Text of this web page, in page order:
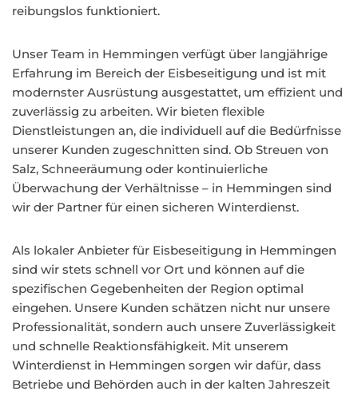
reibungslos funktioniert.
Unser Team in Hemmingen verfügt über langjährige
Erfahrung im Bereich der Eisbeseitigung und ist mit
modernster Ausrüstung ausgestattet, um effizient und
zuverlässig zu arbeiten. Wir bieten flexible
Dienstleistungen an, die individuell auf die Bedürfnisse
unserer Kunden zugeschnitten sind. Ob Streuen von
Salz, Schneeräumung oder kontinuierliche
Überwachung der Verhältnisse – in Hemmingen sind
wir der Partner für einen sicheren Winterdienst.
Als lokaler Anbieter für Eisbeseitigung in Hemmingen
sind wir stets schnell vor Ort und können auf die
spezifischen Gegebenheiten der Region optimal
eingehen. Unsere Kunden schätzen nicht nur unsere
Professionalität, sondern auch unsere Zuverlässigkeit
und schnelle Reaktionsfähigkeit. Mit unserem
Winterdienst in Hemmingen sorgen wir dafür, dass
Betriebe und Behörden auch in der kalten Jahreszeit